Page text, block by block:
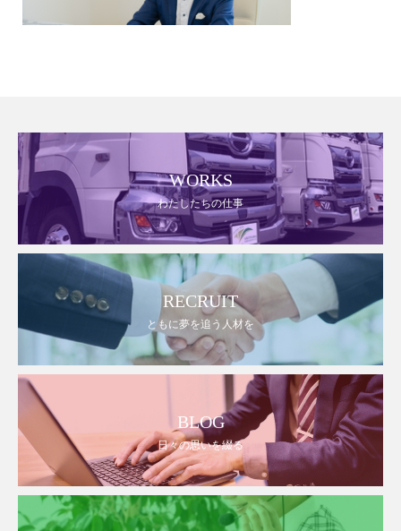
WORKS
わたしたちの仕事
RECRUIT
ともに夢を追う人材を
BLOG
日々の思いを綴る